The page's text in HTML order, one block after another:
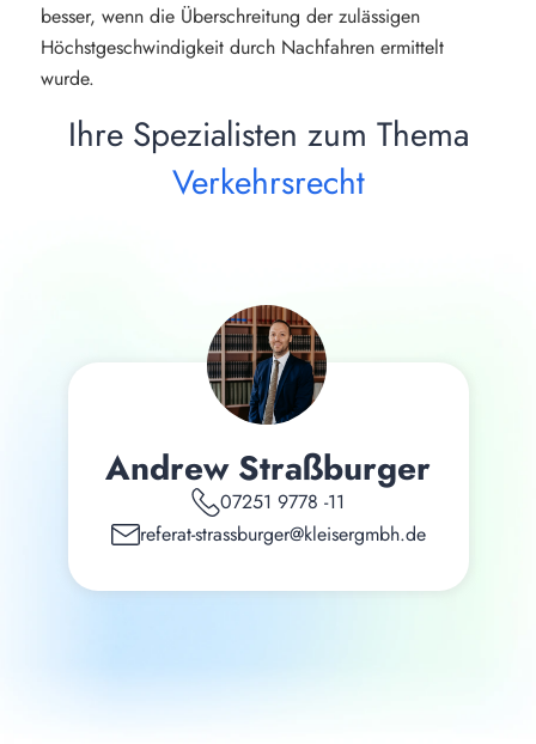
besser, wenn die Überschreitung der zulässigen
Höchstgeschwindigkeit durch Nachfahren ermittelt
wurde.
Ihre Spezialisten zum Thema
Verkehrsrecht
Andrew Straßburger
07251 9778 -11
referat-strassburger@kleisergmbh.de